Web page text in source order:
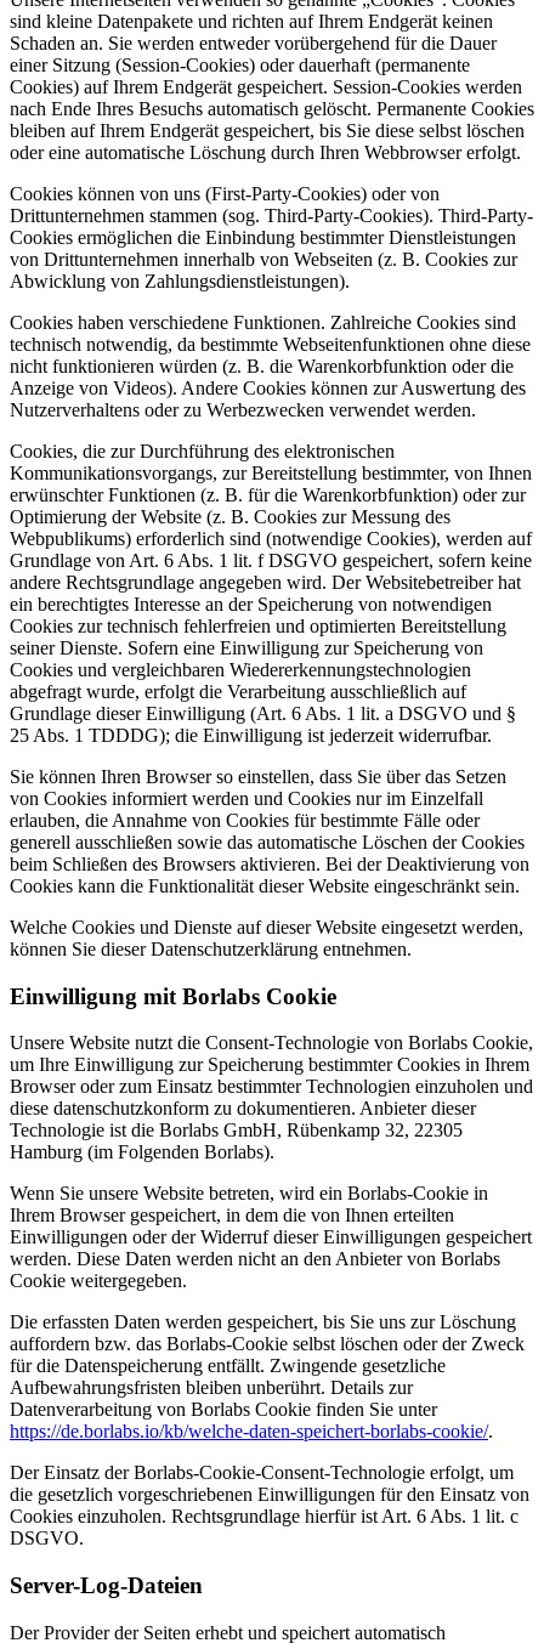
sind kleine Datenpakete und richten auf Ihrem Endgerät keinen
Schaden an. Sie werden entweder vorübergehend für die Dauer
einer Sitzung (Session-Cookies) oder dauerhaft (permanente
Cookies) auf Ihrem Endgerät gespeichert. Session-Cookies werden
nach Ende Ihres Besuchs automatisch gelöscht. Permanente Cookies
bleiben auf Ihrem Endgerät gespeichert, bis Sie diese selbst löschen
oder eine automatische Löschung durch Ihren Webbrowser erfolgt.
Cookies können von uns (First-Party-Cookies) oder von
Drittunternehmen stammen (sog. Third-Party-Cookies). Third-Party-
Cookies ermöglichen die Einbindung bestimmter Dienstleistungen
von Drittunternehmen innerhalb von Webseiten (z. B. Cookies zur
Abwicklung von Zahlungsdienstleistungen).
Cookies haben verschiedene Funktionen. Zahlreiche Cookies sind
technisch notwendig, da bestimmte Webseitenfunktionen ohne diese
nicht funktionieren würden (z. B. die Warenkorbfunktion oder die
Anzeige von Videos). Andere Cookies können zur Auswertung des
Nutzerverhaltens oder zu Werbezwecken verwendet werden.
Cookies, die zur Durchführung des elektronischen
Kommunikationsvorgangs, zur Bereitstellung bestimmter, von Ihnen
erwünschter Funktionen (z. B. für die Warenkorbfunktion) oder zur
Optimierung der Website (z. B. Cookies zur Messung des
Webpublikums) erforderlich sind (notwendige Cookies), werden auf
Grundlage von Art. 6 Abs. 1 lit. f DSGVO gespeichert, sofern keine
andere Rechtsgrundlage angegeben wird. Der Websitebetreiber hat
ein berechtigtes Interesse an der Speicherung von notwendigen
Cookies zur technisch fehlerfreien und optimierten Bereitstellung
seiner Dienste. Sofern eine Einwilligung zur Speicherung von
Cookies und vergleichbaren Wiedererkennungstechnologien
abgefragt wurde, erfolgt die Verarbeitung ausschließlich auf
Grundlage dieser Einwilligung (Art. 6 Abs. 1 lit. a DSGVO und §
25 Abs. 1 TDDDG); die Einwilligung ist jederzeit widerrufbar.
Sie können Ihren Browser so einstellen, dass Sie über das Setzen
von Cookies informiert werden und Cookies nur im Einzelfall
erlauben, die Annahme von Cookies für bestimmte Fälle oder
generell ausschließen sowie das automatische Löschen der Cookies
beim Schließen des Browsers aktivieren. Bei der Deaktivierung von
Cookies kann die Funktionalität dieser Website eingeschränkt sein.
Welche Cookies und Dienste auf dieser Website eingesetzt werden,
können Sie dieser Datenschutzerklärung entnehmen.
Einwilligung mit Borlabs Cookie
Unsere Website nutzt die Consent-Technologie von Borlabs Cookie,
um Ihre Einwilligung zur Speicherung bestimmter Cookies in Ihrem
Browser oder zum Einsatz bestimmter Technologien einzuholen und
diese datenschutzkonform zu dokumentieren. Anbieter dieser
Technologie ist die Borlabs GmbH, Rübenkamp 32, 22305
Hamburg (im Folgenden Borlabs).
Wenn Sie unsere Website betreten, wird ein Borlabs-Cookie in
Ihrem Browser gespeichert, in dem die von Ihnen erteilten
Einwilligungen oder der Widerruf dieser Einwilligungen gespeichert
werden. Diese Daten werden nicht an den Anbieter von Borlabs
Cookie weitergegeben.
Die erfassten Daten werden gespeichert, bis Sie uns zur Löschung
auffordern bzw. das Borlabs-Cookie selbst löschen oder der Zweck
für die Datenspeicherung entfällt. Zwingende gesetzliche
Aufbewahrungsfristen bleiben unberührt. Details zur
Datenverarbeitung von Borlabs Cookie finden Sie unter
https://de.borlabs.io/kb/welche-daten-speichert-borlabs-cookie/.
Der Einsatz der Borlabs-Cookie-Consent-Technologie erfolgt, um
die gesetzlich vorgeschriebenen Einwilligungen für den Einsatz von
Cookies einzuholen. Rechtsgrundlage hierfür ist Art. 6 Abs. 1 lit. c
DSGVO.
Server-Log-Dateien
Der Provider der Seiten erhebt und speichert automatisch